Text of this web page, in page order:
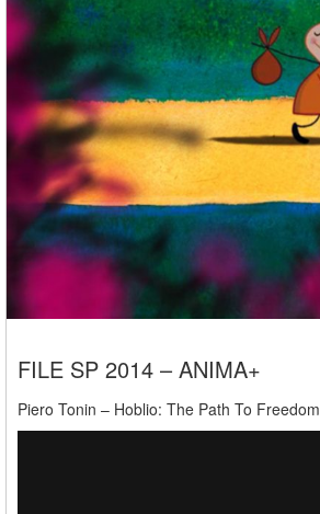
FILE SP 2014 – ANIMA+
Piero Tonin – Hoblio: The Path To Freedom